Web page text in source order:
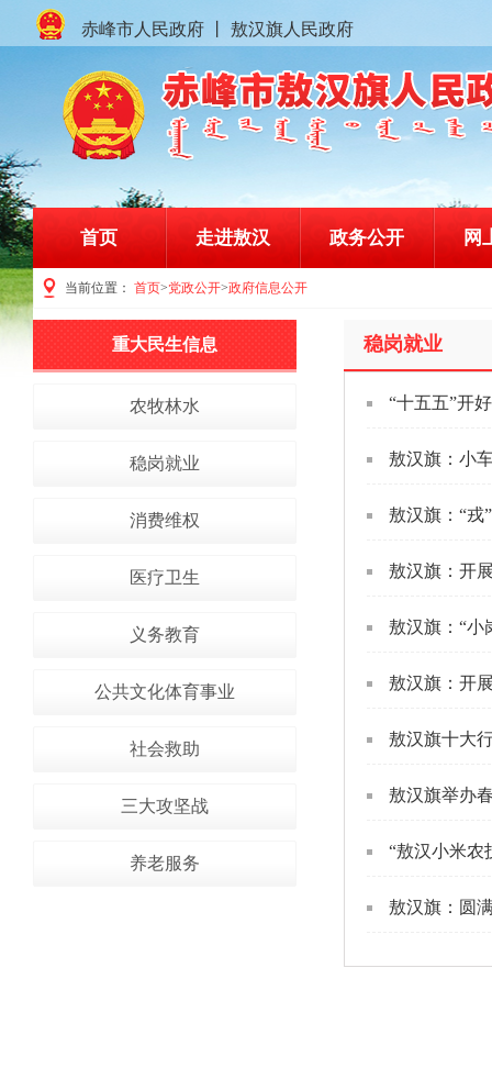
赤峰市人民政府 敖汉旗人民政府
赤峰市敖汉旗人民政府门户网站
首页 走进敖汉 政务公开 网
当前位置： 首页>党政公开>政府信息公开
重大民生信息
农牧林水
稳岗就业
消费维权
医疗卫生
义务教育
公共文化体育事业
社会救助
三大攻坚战
养老服务
稳岗就业
“十五五”开
敖汉旗：小
敖汉旗：“戎
敖汉旗：开
敖汉旗：“小
敖汉旗：开
敖汉旗十大
敖汉旗举办
“敖汉小米农
敖汉旗：圆